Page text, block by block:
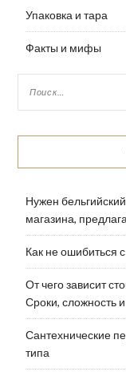
Упаковка и тара
Факты и мифы
Нужен
магазина,
Как не ошибиться
От чего зависит
Сроки, сложность
Сантехнические
типа